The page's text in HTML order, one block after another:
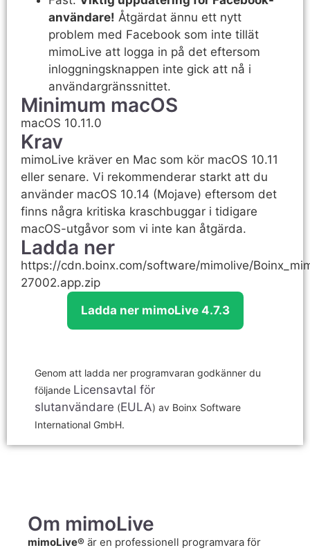
användare! Åtgärdat ännu ett nytt
problem med Facebook som inte tillät
mimoLive att logga in på det eftersom
inloggningsknappen inte gick att nå i
användargränssnittet.
Minimum macOS
macOS 10.11.0
Krav
mimoLive kräver en Mac som kör macOS 10.11
eller senare. Vi rekommenderar starkt att du
använder macOS 10.14 (Mojave) eftersom det
finns några kritiska kraschbuggar i tidigare
macOS-utgåvor som vi inte kan åtgärda.
Ladda ner
https://cdn.boinx.com/software/mimolive/
27002.app.zip
Ladda ner mimoLive 4.7.3
Genom att ladda ner programvaran godkänner du
följande Licensavtal för
slutanvändare (EULA) av Boinx Software
International GmbH.
Om mimoLive
mimoLive® är en professionell programvara för